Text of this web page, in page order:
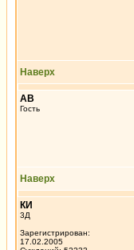
Наверх
АВ
Гость
Наверх
КИ
3Д
Зарегистрирован:
17.02.2005